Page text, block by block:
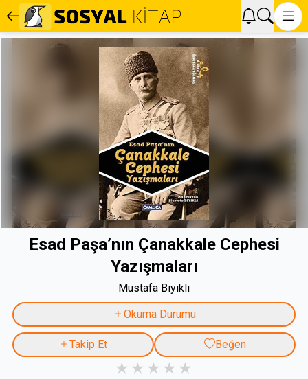
Esad Paşa’nın Çanakkale Cephesi
Yazışmaları
Mustafa Bıyıklı
Okuma Durumu
Takip Et Beğen